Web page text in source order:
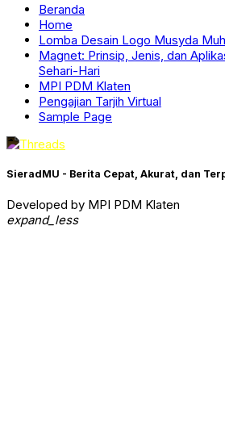
Beranda
Home
Lomba Desain Logo Musyda
Magnet: Prinsip, Jenis, dan
Sehari-Hari
MPI PDM Klaten
Pengajian Tarjih Virtual
Sample Page
SieradMU - Berita Cepat, Akurat, dan
Developed by MPI PDM Klaten
expand_less